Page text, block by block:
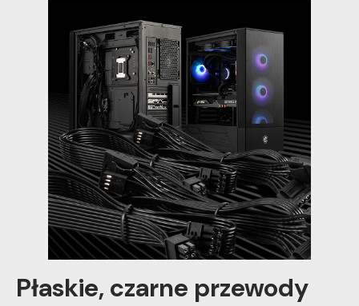
Płaskie, czarne przewody